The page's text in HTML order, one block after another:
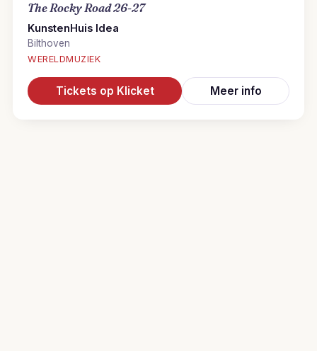
The Rocky Road 26-27
KunstenHuis Idea
Bilthoven
WERELDMUZIEK
Tickets op Klicket Meer info